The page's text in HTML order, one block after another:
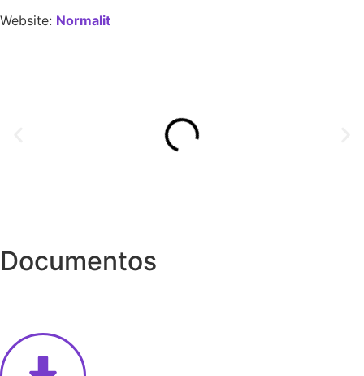
Website: Normalit
Documentos